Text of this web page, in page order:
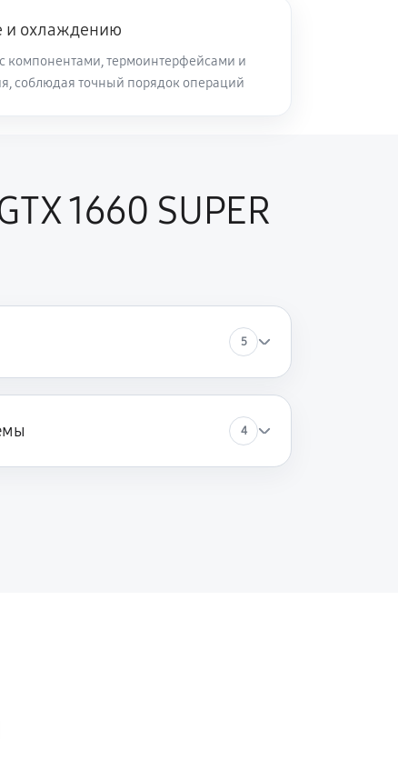
и охлаждению
компонентами, термоинтерфейсами и
соблюдая точный порядок операций
1660 SUPER
5
4